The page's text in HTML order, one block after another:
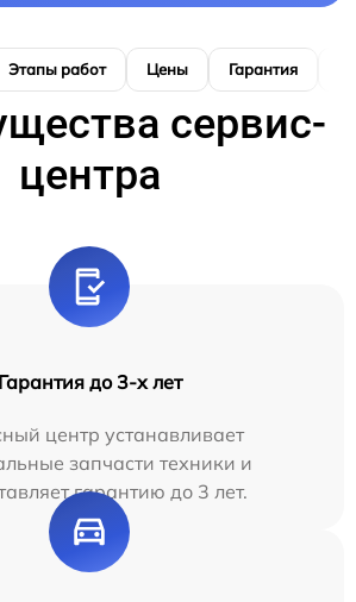
Этапы работ Цены Гарантия
сервис-
центра
Гарантия до 3-х лет
центр устанавливает
запчасти техники и
гарантию до 3 лет.